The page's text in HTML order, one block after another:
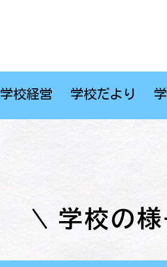
学校経営 学校だより
学校の様